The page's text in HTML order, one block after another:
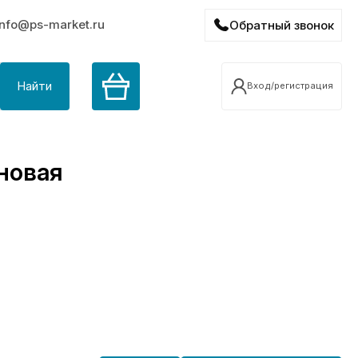
market.ru Обратный звонок
Найти Вход/регистрация